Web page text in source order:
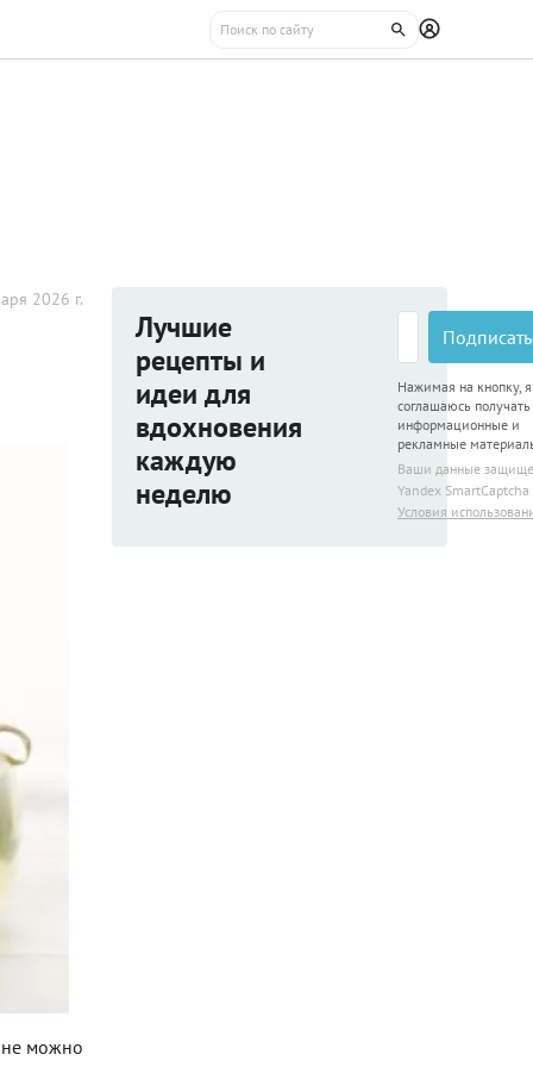
2026 г.
можно
Лучшие
рецепты и
идеи для
вдохновения
каждую
неделю
Нажимая на кнопку, я
соглашаюсь получать
информационные и
рекламные
Ваши данные
Yandex SmartCaptcha
Условия